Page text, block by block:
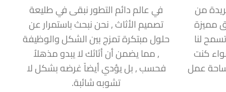
من
مميزة
لنا
كنت
عمل
في عالم دائم التطور نبقى في طليعة
تصميم الأثاث , نحن نبحث باستمرار عن
حلول مبتكرة تمزج بين الشكل والوظيفة
, مما يضمن أن أثاثك لا يبدو مذهلاُ
فحسب , بل يؤدي أيضاً غرضه بشكل لا
تشوبه شائبة.